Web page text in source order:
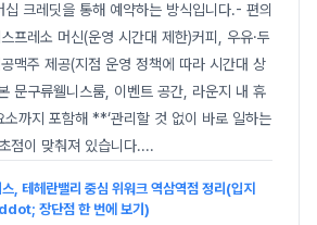
십 크레딧을 통해 예약하는 방식입니다.- 편의
프레소 머신(운영 시간대 제한)커피, 우유·두
맥주 제공(지점 운영 정책에 따라 시간대 상
문구류웰니스룸, 이벤트 공간, 라운지 내 휴
소까지 포함해 **‘관리할 것 없이 바로 일하는
점이 맞춰져 있습니다....
, 테헤란밸리 중심 위워크 역삼역점 정리(입지
장단점 한 번에 보기)